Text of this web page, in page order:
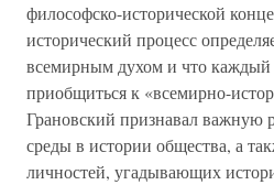
философско-исторической
исторический процесс
всемирным духом и что
приобщиться к «всемирно-
Грановский признавал важную
среды в истории общества, а
личностей, угадывающих